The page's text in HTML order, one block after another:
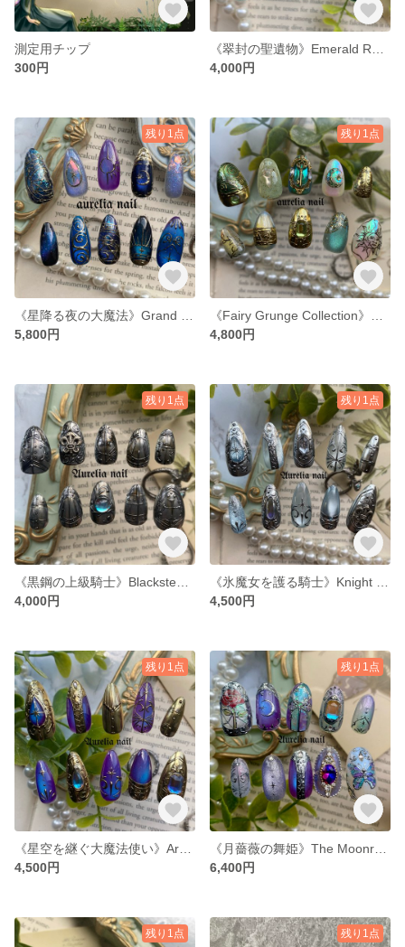
測定用チップ
300円
4,000円
残り1点
5,800円
残り1点
4,800円
残り1点
4,000円
残り1点
4,500円
残り1点
4,500円
残り1点
6,400円
残り1点 残り1点